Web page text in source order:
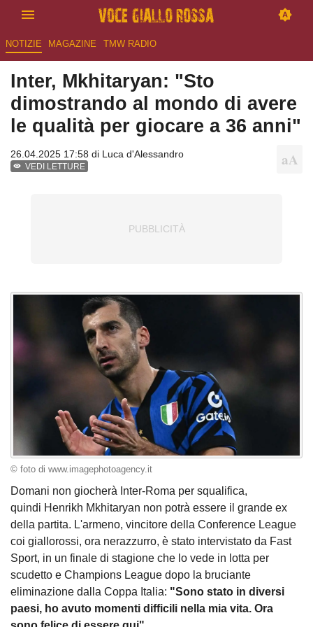
NOTIZIE MAGAZINE TMW RADIO
Inter, Mkhitaryan: "Sto
dimostrando al mondo di avere
le qualità per giocare a 36 anni"
26.04.2025 17:58 di Luca d'Alessandro
VEDI LETTURE
© foto di www.imagephotoagency.it
Domani non giocherà Inter-Roma per squalifica,
quindi Henrikh Mkhitaryan non potrà essere il grande ex
della partita. L'armeno, vincitore della Conference League
coi giallorossi, ora nerazzurro, è stato intervistato da Fast
Sport, in un finale di stagione che lo vede in lotta per
scudetto e Champions League dopo la bruciante
eliminazione dalla Coppa Italia: "Sono stato in diversi
paesi, ho avuto momenti difficili nella mia vita. Ora